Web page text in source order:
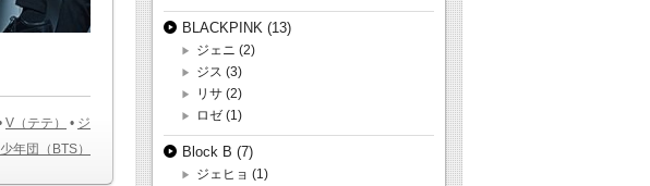
V（テテ） • ジ
年団（BTS）
BLACKPINK (13)
ジェニ (2)
ジス (3)
リサ (2)
ロゼ (1)
Block B (7)
ジェヒョ (1)